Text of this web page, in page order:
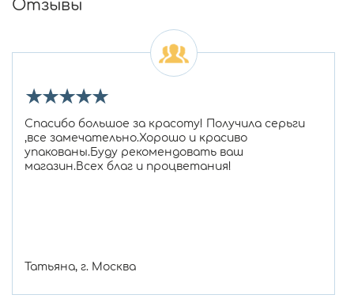
Отзывы
★★★★★
Спасибо большое за красоту! Получила серьги
,все замечательно.Хорошо и красиво
упакованы.Буду рекомендовать ваш
магазин.Всех благ и процветания!
Татьяна, г. Москва